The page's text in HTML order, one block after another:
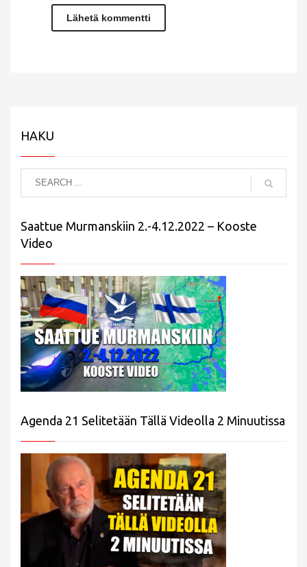
HAKU
Saattue Murmanskiin 2.-4.12.2022 – Kooste
Video
Agenda 21 Selitetään Tällä Videolla 2 Minuutissa